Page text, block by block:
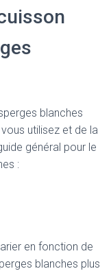
blanches
utilisez et de la
général pour le
:
en fonction de
blanches plus